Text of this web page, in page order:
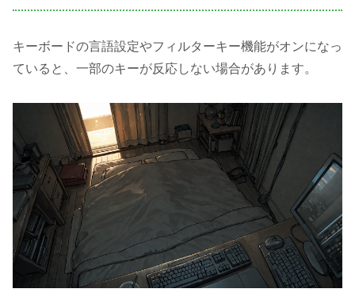
キーボードの言語設定やフィルターキー機能がオンになっ
ていると、一部のキーが反応しない場合があります。